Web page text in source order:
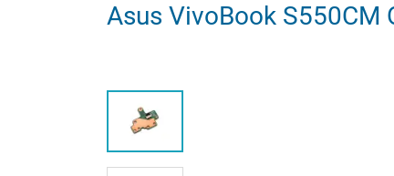
Asus VivoBook S550CM